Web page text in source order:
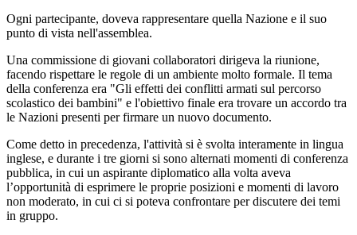
Ogni partecipante, doveva rappresentare quella Nazione e il suo
punto di vista nell'assemblea.
Una commissione di giovani collaboratori dirigeva la riunione,
facendo rispettare le regole di un ambiente molto formale. Il tema
della conferenza era "Gli effetti dei conflitti armati sul percorso
scolastico dei bambini" e l'obiettivo finale era trovare un accordo tra
le Nazioni presenti per firmare un nuovo documento.
Come detto in precedenza, l'attività si è svolta interamente in lingua
inglese, e durante i tre giorni si sono alternati momenti di conferenza
pubblica, in cui un aspirante diplomatico alla volta aveva
l’opportunità di esprimere le proprie posizioni e momenti di lavoro
non moderato, in cui ci si poteva confrontare per discutere dei temi
in gruppo.